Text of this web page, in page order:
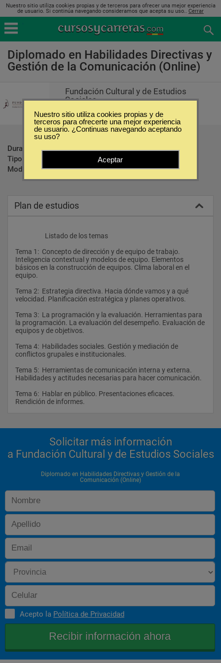
Nuestro sitio utiliza cookies propias y de terceros para ofrecer una mejor experiencia
de usuario. Si continúa navegando consideramos que acepta su uso.. Cerrar
Diplomado en Habilidades Directivas y
Gestión de la Comunicación (Online)
Fundación Cultural y de Estudios
Sociales
Duración:
60 Horas
Tipo:
Diplomados
Modalidad:
Online
Plan de estudios
                    Listado de los temas
Tema 1:  Concepto de dirección y de equipo de trabajo.
Inteligencia contextual y modelos de equipo. Elementos
básicos en la construcción de equipos. Clima laboral en el
equipo.
Tema 2:  Estrategia directiva. Hacia dónde vamos y a qué
velocidad. Planificación estratégica y planes operativos.
Tema 3:  La programación y la evaluación. Herramientas para
la programación. La evaluación del desempeño. Evaluación de
equipos y de objetivos.
Tema 4:  Habilidades sociales. Gestión y mediación de
conflictos grupales e institucionales.
Tema 5:  Herramientas de comunicación interna y externa.
Habilidades y actitudes necesarias para hacer comunicación.
Tema 6:  Hablar en público. Presentaciones eficaces.
Solicitar más información
a Fundación Cultural y de Estudios Sociales
Diplomado en Habilidades Directivas y Gestión de la
Comunicación (Online)
Acepto la Política de Privacidad
Nuestro sitio utiliza cookies propias y de
terceros para ofrecerte una mejor experiencia
de usuario. ¿Continuas navegando aceptando
su uso?
Aceptar